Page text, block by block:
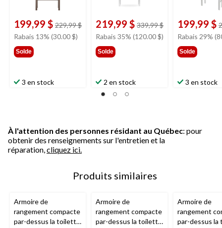
199,99 $ 229,99 $prix
229,99 $
Rabais 13% (30.00 $)
Solde
3 en stock
219,99 $ 339,99 $prix
339,99 $
Rabais 35% (120.00 $)
Solde
2 en stock
199,99 $
Rabais 29%
Solde
3 en stock
À l'attention des personnes résidant au Québec: pour
obtenir des renseignements sur l'entretien et la
réparation, cliquez ici.
Produits similaires
Armoire de
rangement compacte
par-dessus la toilette
Armoire de
rangement compacte
par-dessus la toilette
Armoire de
rangement
par-dessus